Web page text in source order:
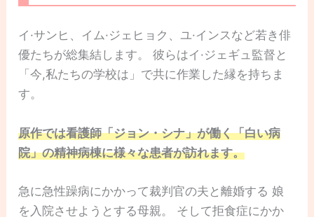
イ·サンヒ、イム·ジェヒョク、ユ·インスなど若き俳
優たちが総集結します。 彼らはイ·ジェギュ監督と
「今,私たちの学校は」で共に作業した縁を持ちま
す。
原作では看護師「ジョン・シナ」が働く「白い病
院」の精神病棟に様々な患者が訪れます。
急に急性躁病にかかって裁判官の夫と離婚する 娘
を入院させようとする母親。 そして拒食症にかか